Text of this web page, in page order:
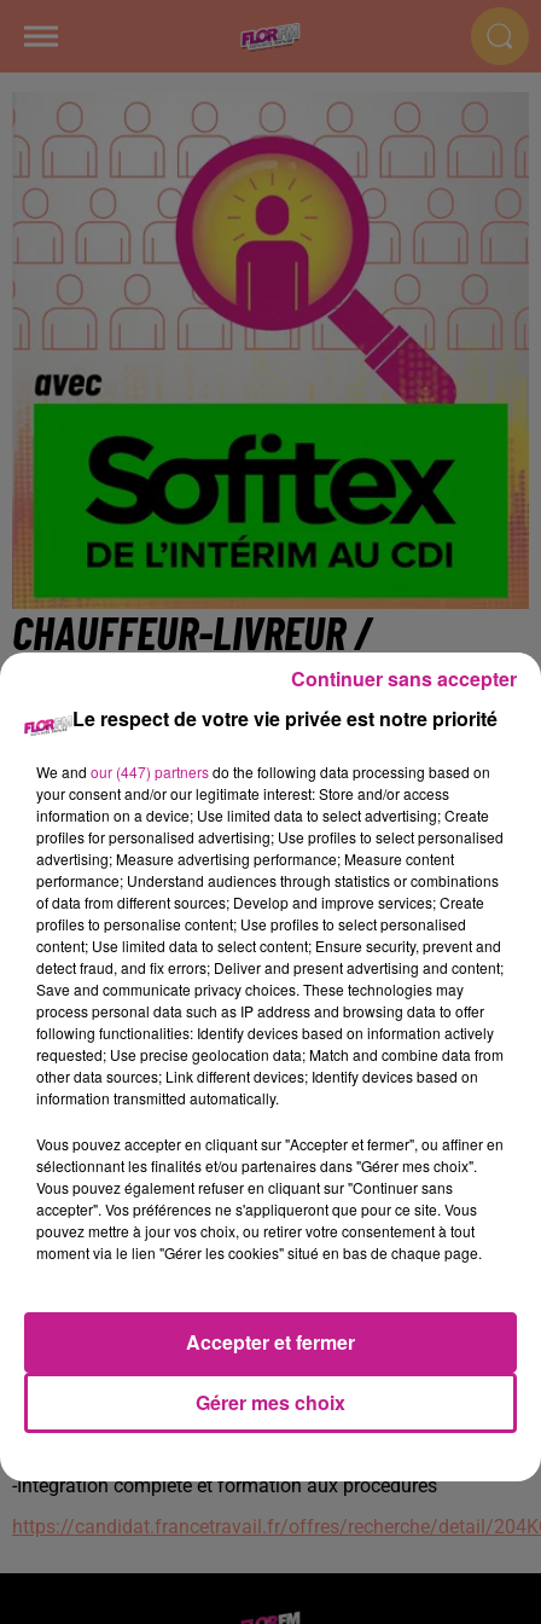
CHAUFFEUR-LIVREUR /
CHAUFFEUSE-LIVREUSE (H/F)
Mulhouse
Nous renforçons notre équipe de livraison ! Un de nos
importants clients, un acteur majeur de la grande distribution
sur Mulhouse, nous confie l'ensemble de ses livraisons à
domicile. Nous recherchons donc un(e) Livreur(se) motivé(e)
et rigoureux(se) pour assurer ce service essentiel. La bonne
pratique du français est essentielle car vous serez en contact
quotidiennement avec les clients.
-Permis B obligatoire (3 ans minimum requis par
l'assurance)
-Excellente connaissance de la région
-Port de charge d'environ 15kg et vous serez également
chargé de livrer des courses aux clients à leur domicile.
-Autonomie et rigueur
-Temps de travail effectif : 8h/jour - 24h/semaine
-Intégration complète et formation aux procédures
https://candidat.francetravail.fr/offres/recherche/detail/
Le respect de votre vie privée est notre priorité
We and our (447) partnersdo the following data processing based on
your consent and/or our legitimate interest: Store and/or access
information on a device; Use limited data to select advertising; Create
profiles for personalised advertising; Use profiles to select personalised
advertising; Measure advertising performance; Measure content
performance; Understand audiences through statistics or combinations
of data from different sources; Develop and improve services; Create
profiles to personalise content; Use profiles to select personalised
content; Use limited data to select content; Ensure security, prevent and
detect fraud, and fix errors; Deliver and present advertising and content;
Save and communicate privacy choices. These technologies may
process personal data such as IP address and browsing data to offer
following functionalities: Identify devices based on information actively
requested; Use precise geolocation data; Match and combine data from
other data sources; Link different devices; Identify devices based on
information transmitted automatically.
Vous pouvez accepter en cliquant sur "Accepter et fermer", ou affiner en
sélectionnant les finalités et/ou partenaires dans "Gérer mes choix".
Vous pouvez également refuser en cliquant sur "Continuer sans
accepter". Vos préférences ne s'appliqueront que pour ce site. Vous
pouvez mettre à jour vos choix, ou retirer votre consentement à tout
moment via le lien "Gérer les cookies" situé en bas de chaque page.
Gérer mes choix
Accepter et fermer
Continuer sans accepter